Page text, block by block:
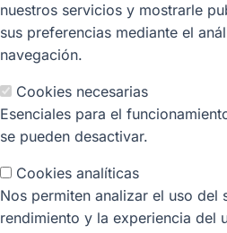
nuestros servicios y mostrarle
sus preferencias mediante el
navegación.
Cookies necesarias
Esenciales para el
se pueden desactivar.
Cookies analíticas
Nos permiten analizar el uso del
rendimiento y la experiencia del